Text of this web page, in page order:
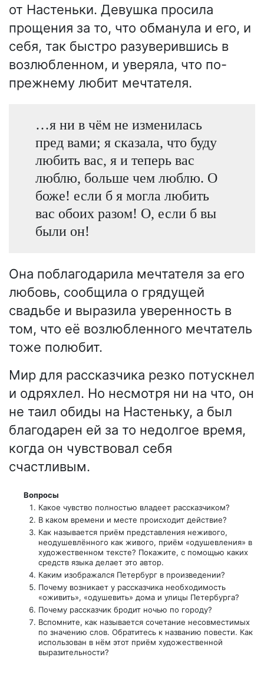
от Настеньки. Девушка просила
прощения за то, что обманула и его, и
себя, так быстро разуверившись в
возлюбленном, и уверяла, что по-
прежнему любит мечтателя.
…я ни в чём не изменилась
пред вами; я сказала, что буду
любить вас, я и теперь вас
люблю, больше чем люблю. О
боже! если б я могла любить
вас обоих разом! О, если б вы
были он!
Она поблагодарила мечтателя за его
любовь, сообщила о грядущей
свадьбе и выразила уверенность в
том, что её возлюбленного мечтатель
тоже полюбит.
Мир для рассказчика резко потускнел
и одряхлел. Но несмотря ни на что, он
не таил обиды на Настеньку, а был
благодарен ей за то недолгое время,
когда он чувствовал себя
счастливым.
Вопросы
Какое чувство полностью владеет рассказчиком?
В каком времени и месте происходит действие?
Как называется приём представления неживого,
неодушевлённого как живого, приём «одушевления» в
художественном тексте? Покажите, с помощью каких
средств языка делает это автор.
Каким изображался Петербург в произведении?
Почему возникает у рассказчика необходимость
«оживить», «одушевить» дома и улицы Петербурга?
Почему рассказчик бродит ночью по городу?
Вспомните, как называется сочетание несовместимых
по значению слов. Обратитесь к названию повести. Как
использован в нём этот приём художественной
выразительности?